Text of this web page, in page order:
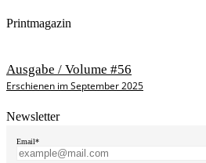
Printmagazin
Ausgabe / Volume #56
Erschienen im September 2025
Newsletter
Email*